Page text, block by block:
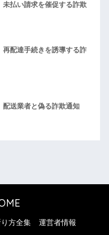
払い請求を催促する詐欺
配達手続きを誘導する詐
送業者と偽る詐欺通知
方全集 運営者情報